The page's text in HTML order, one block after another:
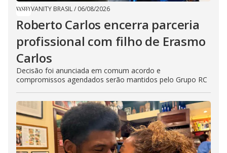
VANITY BRASIL/ 06/08/2026
Roberto Carlos encerra parceria
profissional com filho de Erasmo
Carlos
Decisão foi anunciada em comum acordo e
compromissos agendados serão mantidos pelo Grupo RC